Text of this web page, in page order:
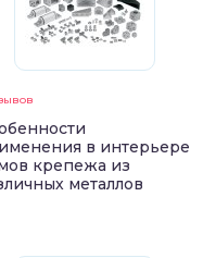
в интерьере
крепежа из
металлов